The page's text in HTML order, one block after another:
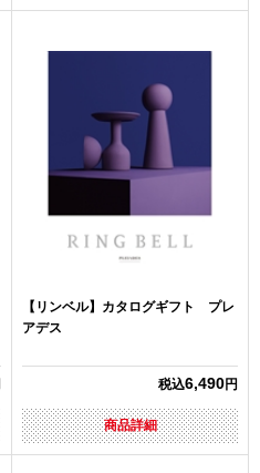
【リンベル】カタログギフト プレ
アデス
税込6,490円
商品詳細